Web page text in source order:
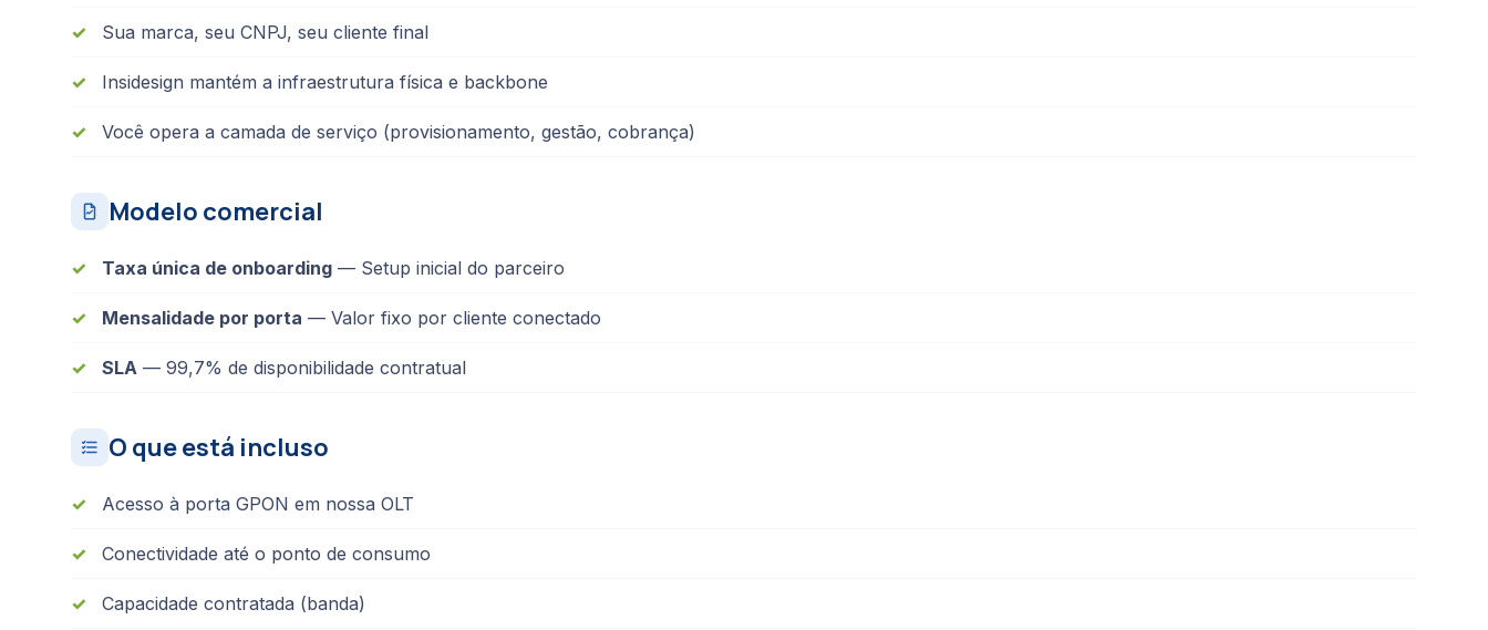
Sua marca, seu CNPJ, seu cliente final
Insidesign mantém a infraestrutura física e backbone
Você opera a camada de serviço (provisionamento, gestão, cobrança)
Modelo comercial
Taxa única de onboarding — Setup inicial do parceiro
Mensalidade por porta — Valor fixo por cliente conectado
SLA — 99,7% de disponibilidade contratual
O que está incluso
Acesso à porta GPON em nossa OLT
Conectividade até o ponto de consumo
Capacidade contratada (banda)